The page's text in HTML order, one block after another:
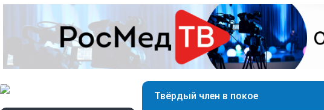
Твёрдый член в покое